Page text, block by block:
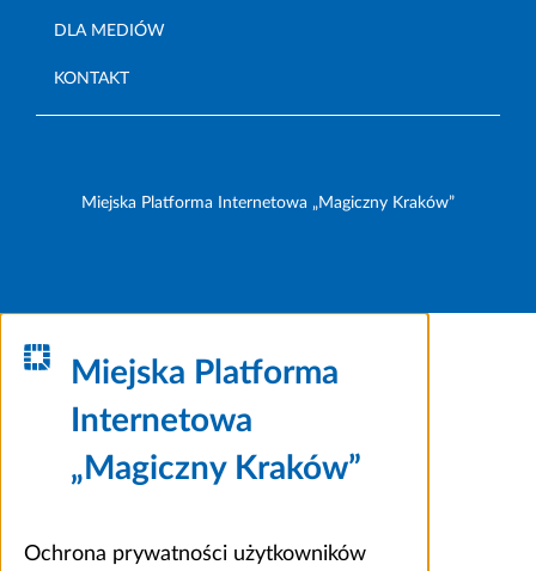
DLA MEDIÓW
KONTAKT
Miejska Platforma Internetowa „Magiczny Kraków”
Miejska Platforma
Internetowa
„Magiczny Kraków”
Ochrona prywatności użytkowników